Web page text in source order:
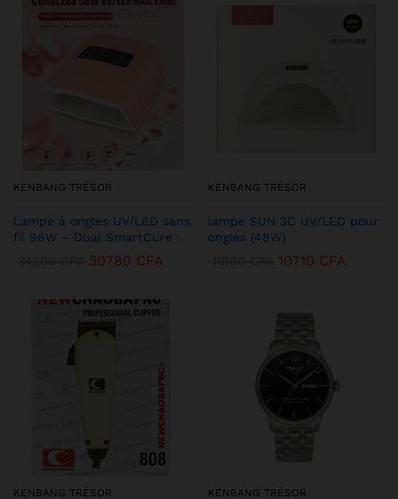
KENBANG TRÉSOR
Lampe à ongles UV/LED sans
fil 96W – Dual SmartCure :
30780 CFA
KENBANG TRÉSOR
lampe SUN 3C UV/LED pour
ongles (48W)
10710 CFA
KENBANG TRÉSOR KENBANG TRÉSOR